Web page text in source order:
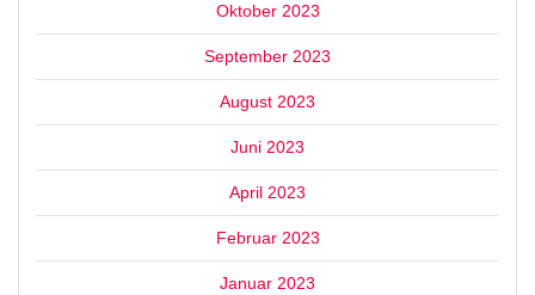
Oktober 2023
September 2023
August 2023
Juni 2023
April 2023
Februar 2023
Januar 2023